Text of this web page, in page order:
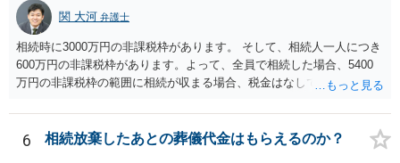
関 大河 弁護士
相続時に3000万円の非課税枠があります。 そして、相続人一人につき
600万円の非課税枠があります。よって、全員で相続した場合、5400
万円の非課税枠の範囲に相続が収まる場合、税金はなしです。 一人が
範囲となります。 一般的には、全員で相続する方が税金はお得です。
また、全員で相続しても、話し合いの結果、親がすべて相続と決める
こともできます。この場合でも相続の非課税枠は、全員で相続した540
6 相続放棄したあとの葬儀代金はもらえるのか？